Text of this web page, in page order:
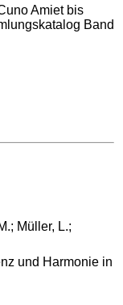
Amiet bis
Band
Müller, L.;
und Harmonie in